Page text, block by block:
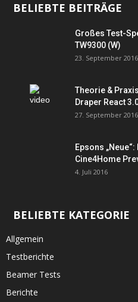
BELIEBTE BEITRÄGE
Großes Test-
TW9300 (W)
23. September 2016
Theorie &
Draper React
27. September 2016
Epsons
Cine4Home
4. Juli 2016
BELIEBTE KATEGORIE
Allgemein
Testberichte
Beamer Tests
Berichte